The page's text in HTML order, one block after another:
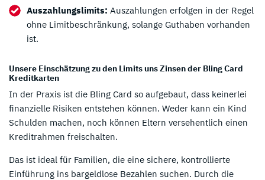
Auszahlungslimits: Auszahlungen erfolgen in der Regel
ohne Limitbeschränkung, solange Guthaben vorhanden
ist.
Unsere Einschätzung zu den Limits uns Zinsen der Bling Card
Kreditkarten
In der Praxis ist die Bling Card so aufgebaut, dass keinerlei
finanzielle Risiken entstehen können. Weder kann ein Kind
Schulden machen, noch können Eltern versehentlich einen
Kreditrahmen freischalten.
Das ist ideal für Familien, die eine sichere, kontrollierte
Einführung ins bargeldlose Bezahlen suchen. Durch die